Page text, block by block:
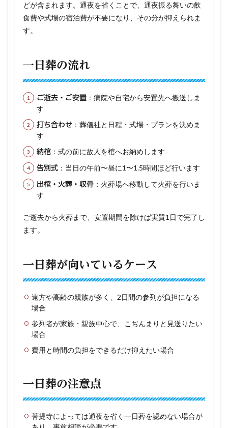
どが含まれます。通夜を省くことで、通夜振る舞いの飲
食費や式場の宿泊費が不要になり、その分が抑えられま
す。
一日葬の流れ
ご逝去・ご安置 ：病院や自宅から安置先へ搬送しま
す
打ち合わせ ：葬儀社と日程・式場・プランを決めま
す
納棺 ：式の前に故人を棺へお納めします
告別式 ：当日の午前〜昼に1〜1.5時間ほど行います
出棺・火葬・収骨 ：火葬場へ移動して火葬を行いま
す
ご逝去から火葬まで、安置期間を除けば実質1日で完了し
ます。
一日葬が向いているケース
遠方や高齢の親族が多く、2日間の参列が負担になる
場合
参列者が家族・親族中心で、こぢんまりと見送りたい
場合
費用と時間の負担をできるだけ抑えたい場合
一日葬の注意点
菩提寺によっては通夜を省く一日葬を認めない場合が